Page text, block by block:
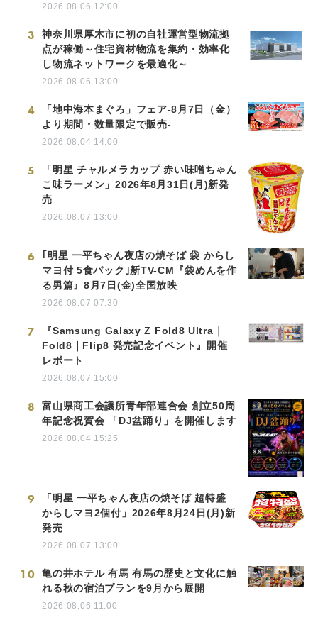
2026.08.06 12:00
3
神奈川県厚木市に初の自社運営型物流拠
点が稼働～住宅資材物流を集約・効率化
し物流ネットワークを最適化～
2026.08.06 13:00
4
「地中海本まぐろ」フェア-8月7日（金）
より期間・数量限定で販売-
2026.08.04 14:00
5
「明星 チャルメラカップ 赤い味噌ちゃん
こ味ラーメン」2026年8月31日(月)新発
売
2026.08.07 13:00
6
｢明星 一平ちゃん夜店の焼そば 袋 からし
マヨ付 5食パック｣新TV-CM『袋めんを作
る男篇』8月7日(金)全国放映
2026.08.07 07:30
7
『Samsung Galaxy Z Fold8 Ultra｜
Fold8｜Flip8 発売記念イベント』開催
レポート
2026.08.07 15:00
8
富山県商工会議所青年部連合会 創立50周
年記念祝賀会 「DJ盆踊り」を開催します
2026.08.04 15:25
9
「明星 一平ちゃん夜店の焼そば 超特盛
からしマヨ2個付」2026年8月24日(月)新
発売
2026.08.07 13:00
10
亀の井ホテル 有馬 有馬の歴史と文化に触
れる秋の宿泊プランを9月から展開
2026.08.06 11:00